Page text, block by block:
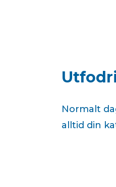
Normalt
alltid din